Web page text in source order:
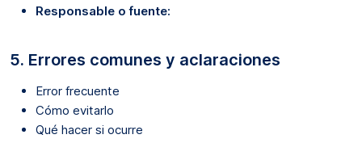
Responsable o fuente:
5. Errores comunes y aclaraciones
Error frecuente
Cómo evitarlo
Qué hacer si ocurre